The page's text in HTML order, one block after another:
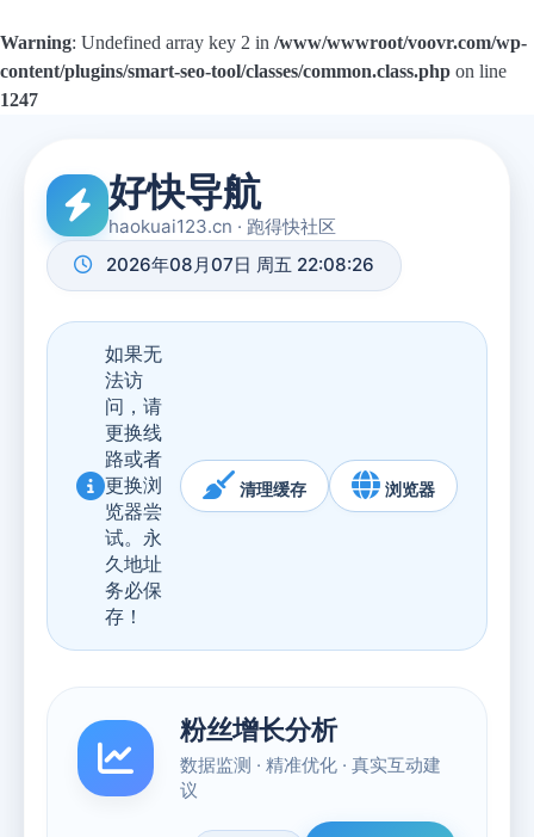
Warning: Undefined array key 2 in /www/wwwroot/voovr.com/wp-
content/plugins/smart-seo-tool/classes/common.class.php on line
1247